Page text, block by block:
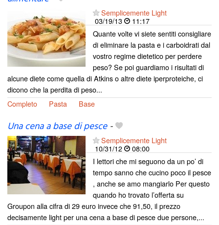
Semplicemente Light
03/19/13
11:17
Quante volte vi siete sentiti consigliare
di eliminare la pasta e i carboidrati dal
vostro regime dietetico per perdere
peso? Se poi guardiamo i risultati di
alcune diete come quella di Atkins o altre diete iperproteiche, ci
dicono che la perdita di peso...
Completo
Pasta Base
Una cena a base di pesce-
Semplicemente Light
10/31/12
08:00
I lettori che mi seguono da un po’ di
tempo sanno che cucino poco il pesce
, anche se amo mangiarlo Per questo
quando ho trovato l’offerta su
Groupon alla cifra di 29 euro invece che 91,50, il prezzo
decisamente light per una cena a base di pesce due persone,...